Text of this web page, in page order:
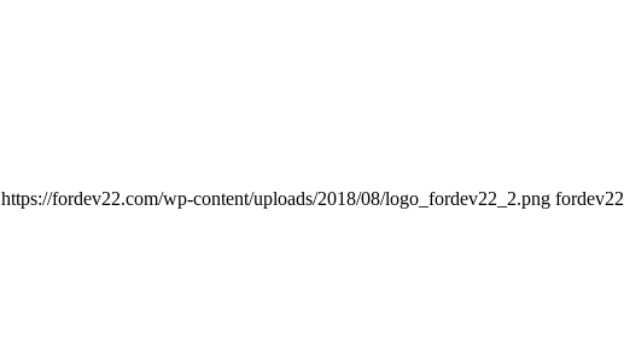
https://fordev22.com/wp-content/uploads/2018/08/logo_fordev22_2.png fordev22